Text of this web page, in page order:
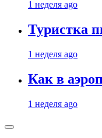
1 неделя ago
Туристка
1 неделя ago
Как в
1 неделя ago